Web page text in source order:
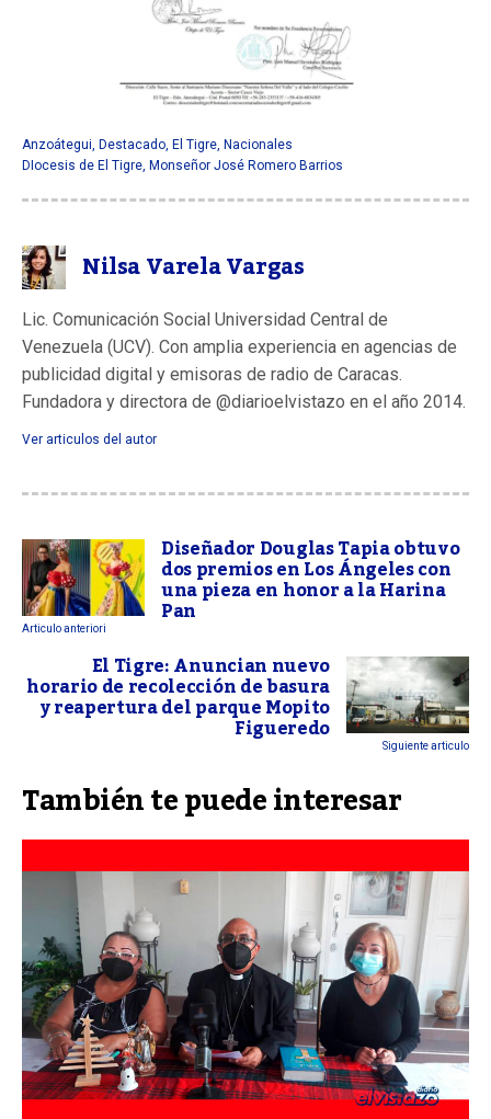
Anzoátegui, Destacado, El Tigre, Nacionales
DIocesis de El Tigre, Monseñor José Romero Barrios
Nilsa Varela Vargas
Lic. Comunicación Social Universidad Central de
Venezuela (UCV). Con amplia experiencia en agencias de
publicidad digital y emisoras de radio de Caracas.
Fundadora y directora de @diarioelvistazo en el año 2014.
Ver articulos del autor
Diseñador Douglas Tapia obtuvo
dos premios en Los Ángeles con
una pieza en honor a la Harina
Pan
Articulo anteriori
El Tigre: Anuncian nuevo
horario de recolección de basura
y reapertura del parque Mopito
Figueredo Siguiente articulo
También te puede interesar